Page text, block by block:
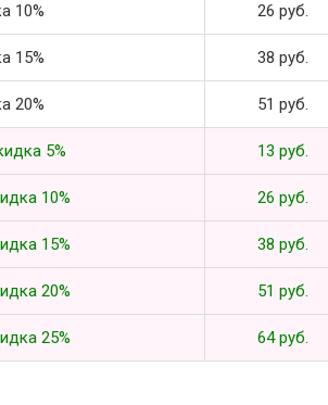
10% 26 руб.
15% 38 руб.
20% 51 руб.
5% 13 руб.
10% 26 руб.
15% 38 руб.
20% 51 руб.
25% 64 руб.